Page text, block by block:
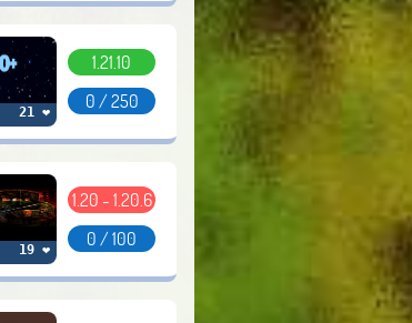
21 ❤
1.21.10
0 / 250
19 ❤
1.20 - 1.20.6
0 / 100